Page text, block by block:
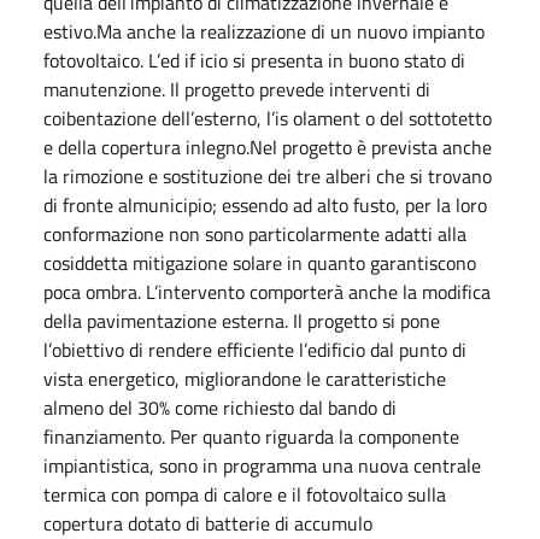
estivo.Ma anche la realizzazione di un nuovo impianto
fotovoltaico. L’ed if icio si presenta in buono stato di
manutenzione. Il progetto prevede interventi di
coibentazione dell’esterno, l’is olament o del sottotetto
e della copertura inlegno.Nel progetto è prevista anche
la rimozione e sostituzione dei tre alberi che si trovano
di fronte almunicipio; essendo ad alto fusto, per la loro
conformazione non sono particolarmente adatti alla
cosiddetta mitigazione solare in quanto garantiscono
poca ombra. L’intervento comporterà anche la modifica
della pavimentazione esterna. Il progetto si pone
l’obiettivo di rendere efficiente l’edificio dal punto di
vista energetico, migliorandone le caratteristiche
almeno del 30% come richiesto dal bando di
finanziamento. Per quanto riguarda la componente
impiantistica, sono in programma una nuova centrale
termica con pompa di calore e il fotovoltaico sulla
copertura dotato di batterie di accumulo